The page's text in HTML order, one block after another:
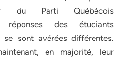
du Parti Québécois
réponses des étudiants
se sont avérées différentes.
en majorité, leur